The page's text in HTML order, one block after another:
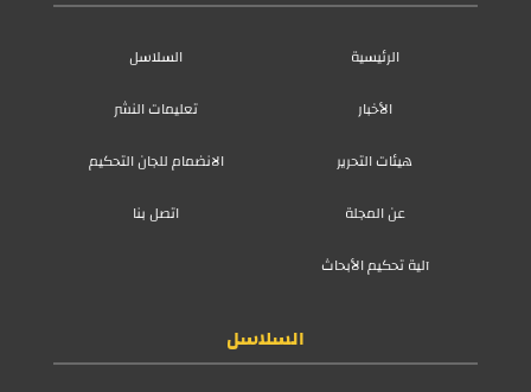
الرئيسية
السلاسل
الأخبار
تعليمات النشر
هيئات التحرير
الانضمام للجان التحكيم
عن المجلة
اتصل بنا
آلية تحكيم الأبحاث
السلاسل